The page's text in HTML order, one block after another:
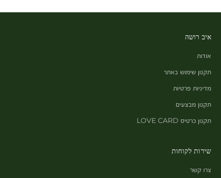
איב רושה
אודות
תקנון שימוש באתר
מדיניות פרטיות
תקנון מבצעים
תקנון כרטיס LOVE CARD
שירות לקוחות
צרו קשר